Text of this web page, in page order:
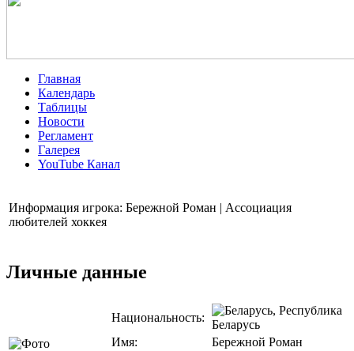
Главная
Календарь
Таблицы
Новости
Регламент
Галерея
YouTube Канал
Информация игрока: Бережной Роман | Ассоциация
любителей хоккея
Личные данные
Национальность:
Беларусь
Имя:
Бережной Роман